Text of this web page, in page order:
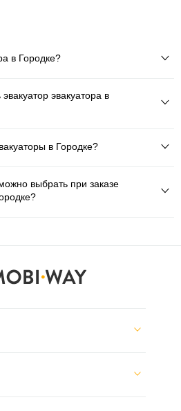
в Городке?
эвакуатора в
в Городке?
выбрать при заказе